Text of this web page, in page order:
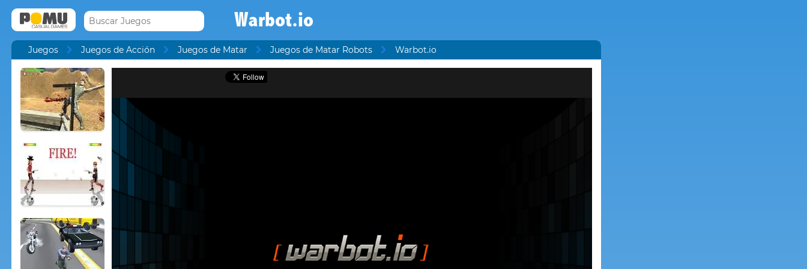
Warbot.io
Juegos Juegos de Acción Juegos de Matar Juegos de Matar Robots Warbot.io